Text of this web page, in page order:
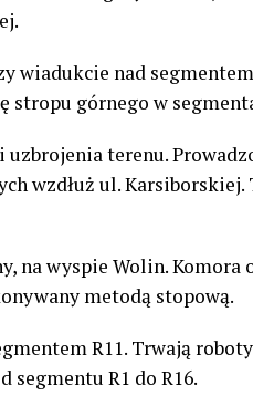
wiadukcie nad
górnego w
terenu.
wzdłuż ul. Karsiborskiej.
na wyspie Wolin. Komora
metodą stopową.
R11. Trwają
R1 do R16.